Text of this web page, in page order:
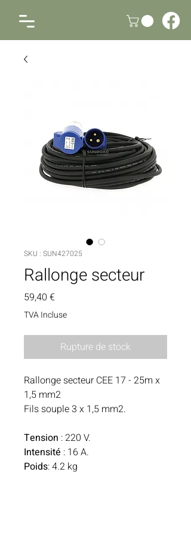
SKU : SUN427025
Rallonge secteur
59,40 €
TVA Incluse
Rupture de stock
Rallonge secteur CEE 17 - 25m x
1,5 mm2
Fils souple 3 x 1,5 mm2.
Tension : 220 V.
Intensité : 16 A.
Poids: 4.2 kg